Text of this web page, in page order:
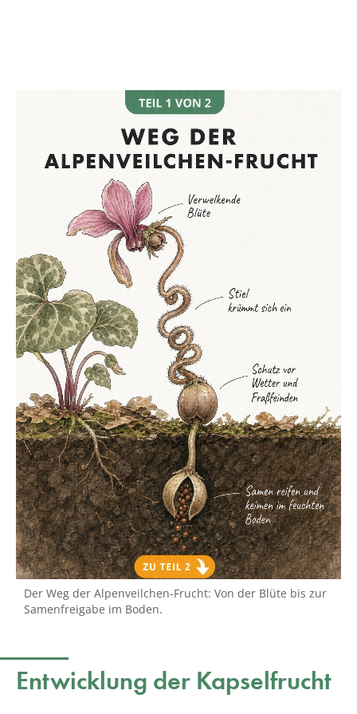
Der Weg der Alpenveilchen-Frucht: Von der Blüte bis zur
Samenfreigabe im Boden.
Entwicklung der Kapselfrucht